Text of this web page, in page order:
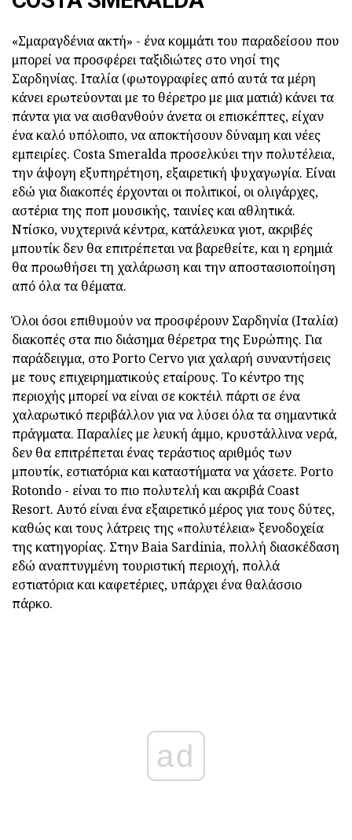
«Σμαραγδένια ακτή» - ένα κομμάτι του παραδείσου που
μπορεί να προσφέρει ταξιδιώτες στο νησί της
Σαρδηνίας. Ιταλία (φωτογραφίες από αυτά τα μέρη
κάνει ερωτεύονται με το θέρετρο με μια ματιά) κάνει τα
πάντα για να αισθανθούν άνετα οι επισκέπτες, είχαν
ένα καλό υπόλοιπο, να αποκτήσουν δύναμη και νέες
εμπειρίες. Costa Smeralda προσελκύει την πολυτέλεια,
την άψογη εξυπηρέτηση, εξαιρετική ψυχαγωγία. Είναι
εδώ για διακοπές έρχονται οι πολιτικοί, οι ολιγάρχες,
αστέρια της ποπ μουσικής, ταινίες και αθλητικά.
Ντίσκο, νυχτερινά κέντρα, κατάλευκα γιοτ, ακριβές
μπουτίκ δεν θα επιτρέπεται να βαρεθείτε, και η ερημιά
θα προωθήσει τη χαλάρωση και την αποστασιοποίηση
από όλα τα θέματα.
Όλοι όσοι επιθυμούν να προσφέρουν Σαρδηνία (Ιταλία)
διακοπές στα πιο διάσημα θέρετρα της Ευρώπης. Για
παράδειγμα, στο Porto Cervo για χαλαρή συναντήσεις
με τους επιχειρηματικούς εταίρους. Το κέντρο της
περιοχής μπορεί να είναι σε κοκτέιλ πάρτι σε ένα
χαλαρωτικό περιβάλλον για να λύσει όλα τα σημαντικά
πράγματα. Παραλίες με λευκή άμμο, κρυστάλλινα νερά,
δεν θα επιτρέπεται ένας τεράστιος αριθμός των
μπουτίκ, εστιατόρια και καταστήματα να χάσετε. Porto
Rotondo - είναι το πιο πολυτελή και ακριβά Coast
Resort. Αυτό είναι ένα εξαιρετικό μέρος για τους δύτες,
καθώς και τους λάτρεις της «πολυτέλεια» ξενοδοχεία
της κατηγορίας. Στην Baia Sardinia, πολλή διασκέδαση
εδώ αναπτυγμένη τουριστική περιοχή, πολλά
εστιατόρια και καφετέριες, υπάρχει ένα θαλάσσιο
πάρκο.
ad